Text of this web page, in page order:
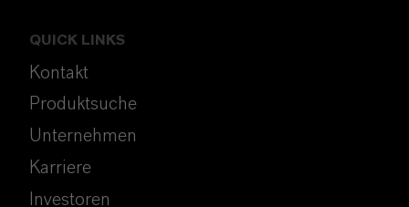
QUICK LINKS
Kontakt
Produktsuche
Unternehmen
Karriere
Investoren